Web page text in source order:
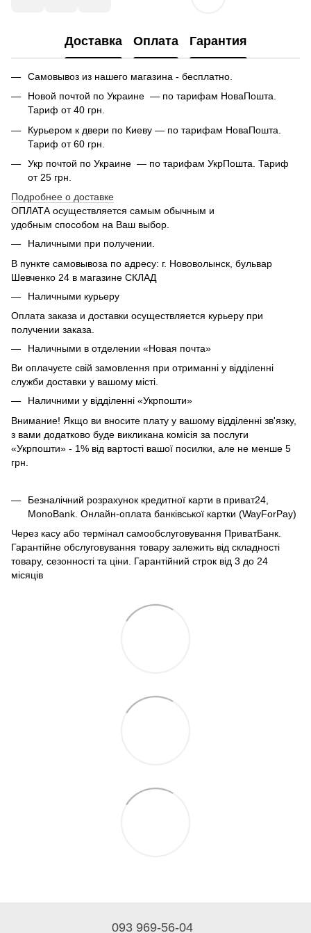
Доставка Оплата Гарантия
Самовывоз из нашего магазина - бесплатно.
Новой почтой по Украине — по тарифам НоваПошта.
Тариф от 40 грн.
Курьером к двери по Киеву — по тарифам НоваПошта.
Тариф от 60 грн.
Укр почтой по Украине — по тарифам УкрПошта. Тариф
от 25 грн.
Подробнее о доставке
ОПЛАТА осуществляется самым обычным и
удобным способом на Ваш выбор.
Наличными при получении.
В пункте самовывоза по адресу: г. Нововолынск, бульвар
Шевченко 24 в магазине СКЛАД
Наличными курьеру
Оплата заказа и доставки осуществляется курьеру при
получении заказа.
Наличными в отделении «Новая почта»
Ви оплачуєте свій замовлення при отриманні у відділенні
служби доставки у вашому місті.
Наличними у відділенні «Укрпошти»
Внимание! Якщо ви вносите плату у вашому відділенні зв'язку,
з вами додатково буде викликана комісія за послуги
«Укрпошти» - 1% від вартості вашої посилки, але не менше 5
грн.
Безналічний розрахунок кредитної карти в приват24,
MonoBank. Онлайн-оплата банківської картки (WayForPay)
Через касу або термінал самообслуговування ПриватБанк.
Гарантійне обслуговування товару залежить від складності
товару, сезонності та ціни. Гарантійний строк від 3 до 24
місяців
093 969-56-04